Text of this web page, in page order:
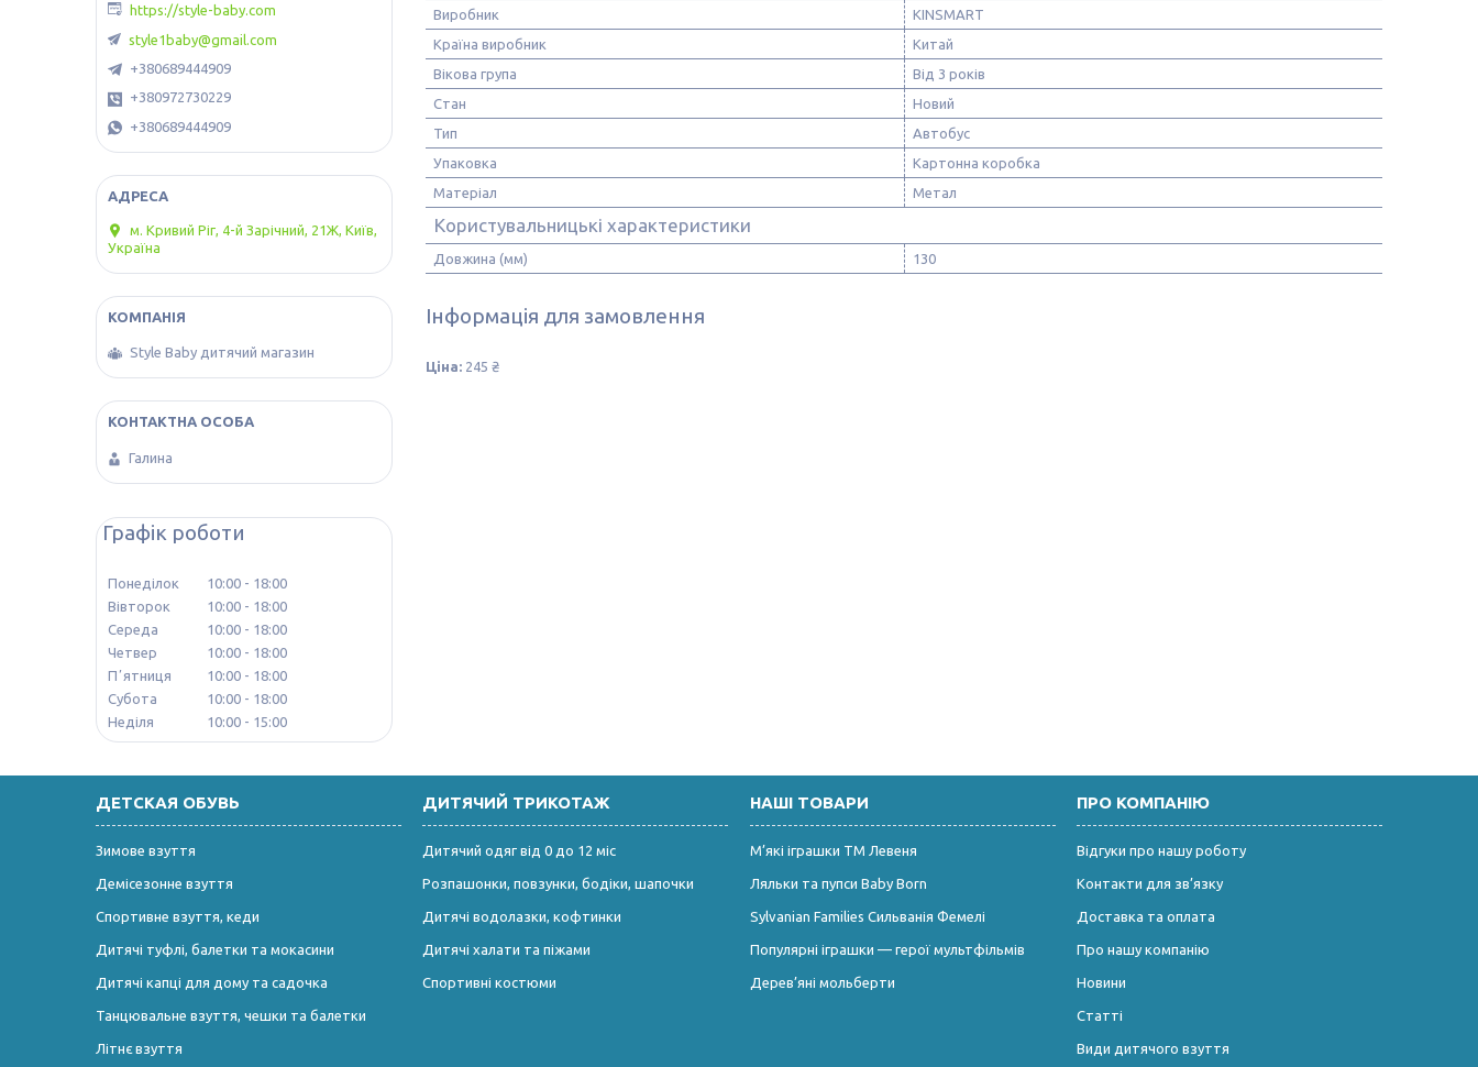
Виробник
KINSMART
Країна виробник
Китай
Вікова група
Від 3 років
Стан
Новий
Тип
Автобус
Упаковка
Картонна коробка
Матеріал
Метал
Користувальницькі характеристики
Довжина (мм) 130
Інформація для замовлення
Ціна: 245 ₴
https://style-baby.com
style1baby@gmail.com
+380689444909
+380972730229
+380689444909
м. Кривий Ріг, 4-й Зарічний, 21Ж, Київ,
Україна
Style Baby дитячий магазин
Галина
Графік роботи
Понеділок 10:00
18:00
Вівторок
10:00
18:00
Середа
10:00
18:00
Четвер
10:00
18:00
Пʼятниця
10:00
18:00
Субота
10:00
18:00
Неділя
10:00 15:00
ДЕТСКАЯ ОБУВЬ
Зимове взуття
Демісезонне взуття
Спортивне взуття, кеди
Дитячі туфлі, балетки та мокасини
Дитячі капці для дому та садочка
Танцювальне взуття, чешки та балетки
Літнє взуття
ДИТЯЧИЙ ТРИКОТАЖ
Дитячий одяг від 0 до 12 міс
Розпашонки, повзунки, бодіки, шапочки
Дитячі водолазки, кофтинки
Дитячі халати та піжами
Спортивні костюми
НАШІ ТОВАРИ
М’які іграшки ТМ Левеня
Ляльки та пупси Baby Born
Sylvanian Families Сильванія Фемелі
Популярні іграшки — герої мультфільмів
Дерев’яні мольберти
ПРО КОМПАНІЮ
Відгуки про нашу роботу
Контакти для зв’язку
Доставка та оплата
Про нашу компанію
Новини
Статті
Види дитячого взуття